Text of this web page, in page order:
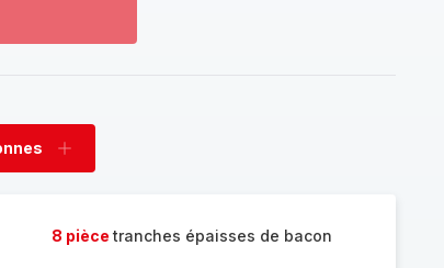
Ajouter
8 pièce tranches épaisses de bacon